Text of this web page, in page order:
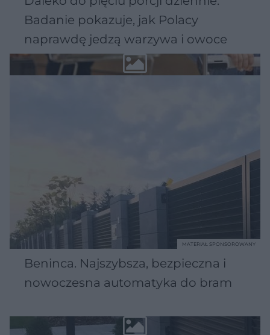
Badanie pokazuje, jak Polacy
naprawdę jedzą warzywa i owoce
Beninca. Najszybsza, bezpieczna i
nowoczesna automatyka do bram
MATERIAŁ SPONSOROWANY